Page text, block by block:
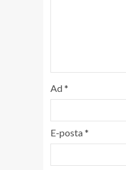
Ad*
E-posta*